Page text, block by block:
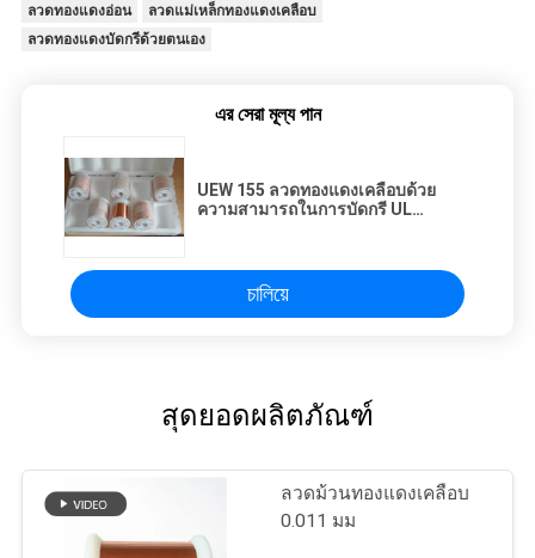
ลวดทองแดงอ่อน
ลวดแม่เหล็กทองแดงเคลือบ
ลวดทองแดงบัดกรีด้วยตนเอง
এর সেরা মূল্য পান
UEW 155 ลวดทองแดงเคลือบด้วย
ความสามารถในการบัดกรี UL
চালিয়ে
สุดยอดผลิตภัณฑ์
ลวดม้วนทองแดงเคลือบ
0.011 มม